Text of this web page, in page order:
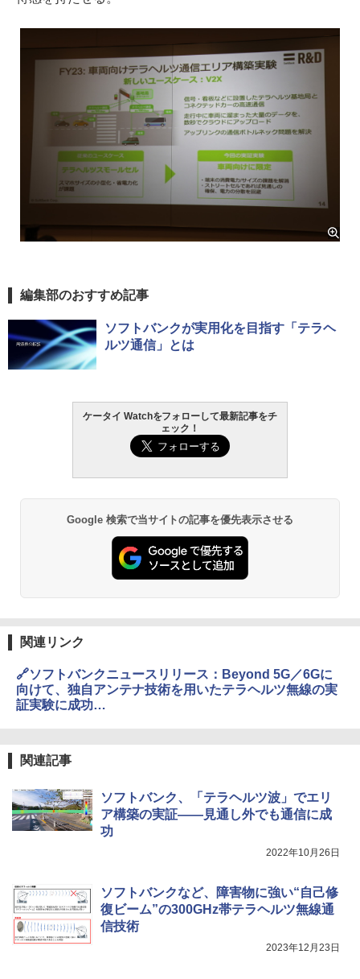
編集部のおすすめ記事
ソフトバンクが実用化を目指す「テラヘ
ルツ通信」とは
ケータイ Watchをフォローして最新記事をチ
ェック！
Google 検索で当サイトの記事を優先表示させる
関連リンク
🔗ソフトバンクニュースリリース：Beyond 5G／6Gに
向けて、独自アンテナ技術を用いたテラヘルツ無線の実
証実験に成功
関連記事
ソフトバンク、「テラヘルツ波」でエリ
ア構築の実証――見通し外でも通信に成
功
2022年10月26日
ソフトバンクなど、障害物に強い“自己修
復ビーム”の300GHz帯テラヘルツ無線通
信技術
2023年12月23日